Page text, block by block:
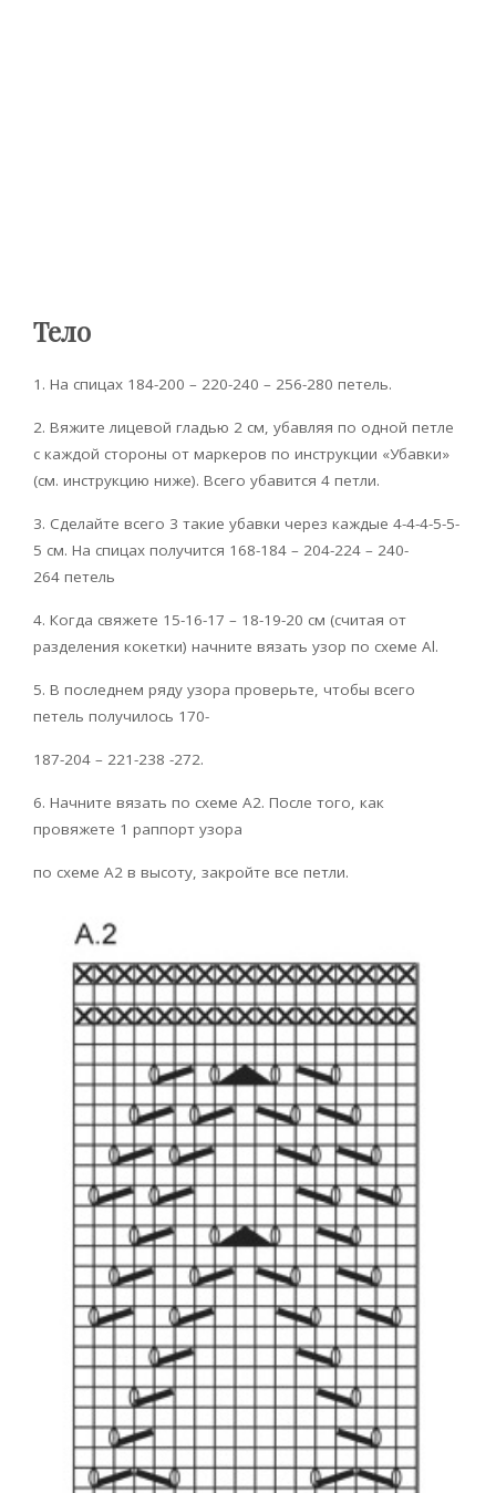
Тело
1. На спицах 184-200 – 220-240 – 256-280 петель.
2. Вяжите лицевой гладью 2 см, убавляя по одной петле
с каждой стороны от маркеров по инструкции «Убавки»
(см. инструкцию ниже). Всего убавится 4 петли.
3. Сделайте всего 3 такие убавки через каждые 4-4-4-5-5-
5 см. На спицах получится 168-184 – 204-224 – 240-
264 петель
4. Когда свяжете 15-16-17 – 18-19-20 см (считая от
разделения кокетки) начните вязать узор по схеме Al.
5. В последнем ряду узора проверьте, чтобы всего
петель получилось 170-
187-204 – 221-238 -272.
6. Начните вязать по схеме А2. После того, как
провяжете 1 раппорт узора
по схеме А2 в высоту, закройте все петли.